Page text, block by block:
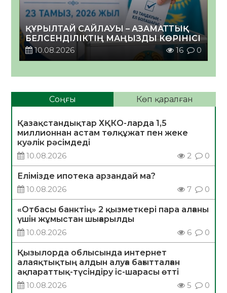
ҚҰРЫЛТАЙ САЙЛАУЫ – АЗАМАТТЫҚ
БЕЛСЕНДІЛІКТІҢ МАҢЫЗДЫ КӨРІНІСІ
10.08.2026
16 0
Соңғы Көп қаралған
Қазақстандықтар ХҚКО-ларда 1,5
миллионнан астам төлқұжат пен жеке
куәлік рәсімдеді
10.08.2026
2 0
Елімізде ипотека арзандай ма?
10.08.2026
7 0
«Отбасы банктің» 2 қызметкері пара алғаны
үшін жұмыстан шығарылды
10.08.2026
6 0
Қызылорда облысында интернет
алаяқтықтың алдын алуға бағытталған
ақпараттық-түсіндіру іс-шарасы өтті
10.08.2026
5 0